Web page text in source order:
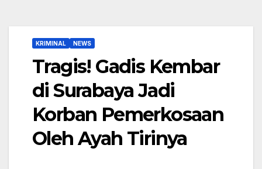
KRIMINAL NEWS
Tragis! Gadis Kembar
di Surabaya Jadi
Korban Pemerkosaan
Oleh Ayah Tirinya